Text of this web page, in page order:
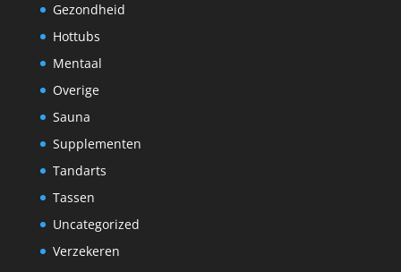
Gezondheid
Hottubs
Mentaal
Overige
Sauna
Supplementen
Tandarts
Tassen
Uncategorized
Verzekeren